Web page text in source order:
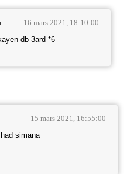
16 mars 2021, 18:10:00
db 3ard *6
15 mars 2021, 16:55:00
simana